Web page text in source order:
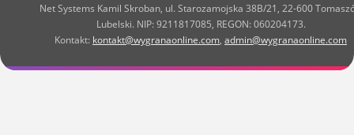
Net Systems Kamil Skroban, ul. Starozamojska 38B/21, 22-600
Lubelski. NIP: 9211817085, REGON: 060204173.
Kontakt: kontakt@wygranaonline.com, admin@wygranaonline.com